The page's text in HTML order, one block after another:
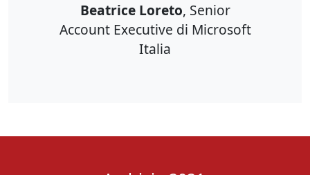
Beatrice Loreto, Senior
Account Executive di Microsoft
Italia